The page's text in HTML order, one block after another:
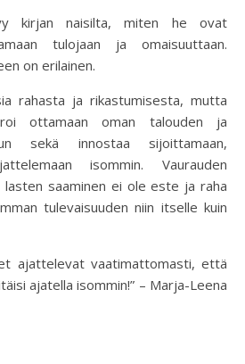
kirjan naisilta, miten he ovat
tulojaan ja omaisuuttaan.
on erilainen.
rahasta ja rikastumisesta, mutta
ottamaan oman talouden ja
sekä innostaa sijoittamaan,
isommin. Vaurauden
saaminen ei ole este ja raha
tulevaisuuden niin itselle kuin
ajattelevat vaatimattomasti, että
ajatella isommin!” – Marja-Leena